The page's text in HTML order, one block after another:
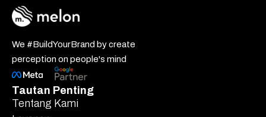
We #BuildYourBrand by create
perception on people's mind
Tautan Penting
Tentang Kami